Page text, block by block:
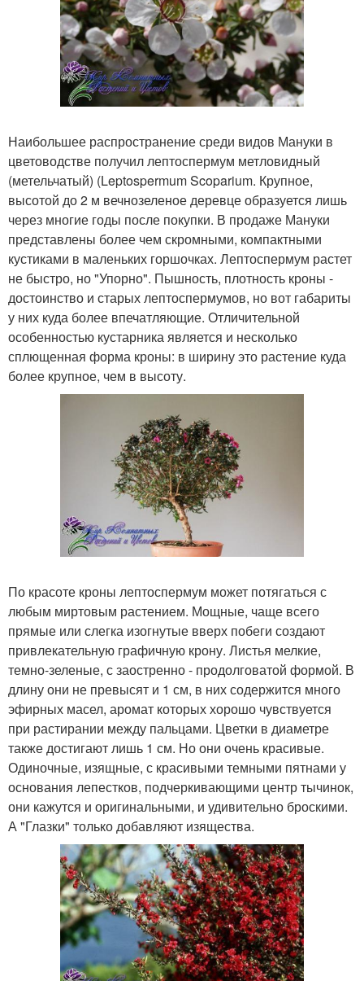
Наибольшее распространение среди видов Мануки в
цветоводстве получил лептоспермум метловидный
(метельчатый) (Leptospermum Scoparium. Крупное,
высотой до 2 м вечнозеленое деревце образуется лишь
через многие годы после покупки. В продаже Мануки
представлены более чем скромными, компактными
кустиками в маленьких горшочках. Лептоспермум растет
не быстро, но "Упорно". Пышность, плотность кроны -
достоинство и старых лептоспермумов, но вот габариты
у них куда более впечатляющие. Отличительной
особенностью кустарника является и несколько
сплющенная форма кроны: в ширину это растение куда
более крупное, чем в высоту.
По красоте кроны лептоспермум может потягаться с
любым миртовым растением. Мощные, чаще всего
прямые или слегка изогнутые вверх побеги создают
привлекательную графичную крону. Листья мелкие,
темно-зеленые, с заостренно - продолговатой формой. В
длину они не превысят и 1 см, в них содержится много
эфирных масел, аромат которых хорошо чувствуется
при растирании между пальцами. Цветки в диаметре
также достигают лишь 1 см. Но они очень красивые.
Одиночные, изящные, с красивыми темными пятнами у
основания лепестков, подчеркивающими центр тычинок,
они кажутся и оригинальными, и удивительно броскими.
А "Глазки" только добавляют изящества.